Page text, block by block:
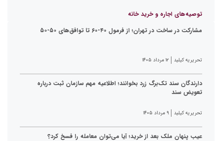
توصیه‌های اجاره و خرید خانه
مشارکت در ساخت در تهران؛ از فرمول ۴۰-۶۰ تا توافق‌های ۵۰-۵۰
تحریریه کیلید ۱۲ مرداد ۱۴۰۵
دارندگان سند تک‌برگ زرد بخوانند؛ اطلاعیه مهم سازمان ثبت درباره
تعویض سند
تحریریه کیلید ۹ مرداد ۱۴۰۵
عیب پنهان ملک بعد از خرید؛ آیا می‌توان معامله را فسخ کرد؟